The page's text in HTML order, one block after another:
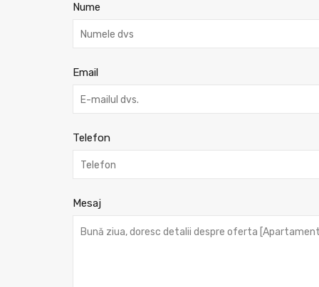
Nume
Email
Telefon
Mesaj